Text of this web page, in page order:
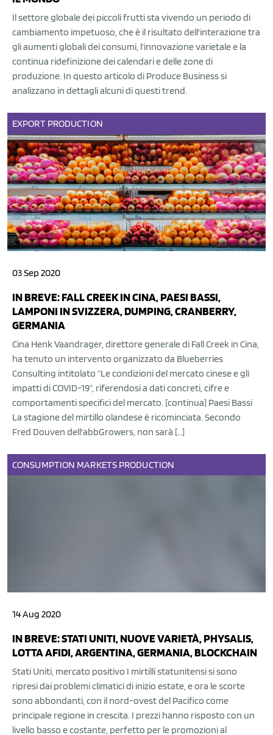
Il settore globale dei piccoli frutti sta vivendo un periodo di
cambiamento impetuoso, che è il risultato dell'interazione tra
gli aumenti globali dei consumi, l'innovazione varietale e la
continua ridefinizione dei calendari e delle zone di
produzione. In questo articolo di Produce Business si
analizzano in dettagli alcuni di questi trend.
EXPORT PRODUCTION
03 Sep 2020
IN BREVE: FALL CREEK IN CINA, PAESI BASSI,
LAMPONI IN SVIZZERA, DUMPING, CRANBERRY,
GERMANIA
Cina Henk Vaandrager, direttore generale di Fall Creek in Cina,
ha tenuto un intervento organizzato da Blueberries
Consulting intitolato “Le condizioni del mercato cinese e gli
impatti di COVID-19”, riferendosi a dati concreti, cifre e
comportamenti specifici del mercato. [continua] Paesi Bassi
La stagione del mirtillo olandese è ricominciata. Secondo
Fred Douven dell'abbGrowers, non sarà […]
CONSUMPTION MARKETS PRODUCTION
14 Aug 2020
IN BREVE: STATI UNITI, NUOVE VARIETÀ, PHYSALIS,
LOTTA AFIDI, ARGENTINA, GERMANIA, BLOCKCHAIN
Stati Uniti, mercato positivo I mirtilli statunitensi si sono
ripresi dai problemi climatici di inizio estate, e ora le scorte
sono abbondanti, con il nord-ovest del Pacifico come
principale regione in crescita. I prezzi hanno risposto con un
livello basso e costante, perfetto per le promozioni al